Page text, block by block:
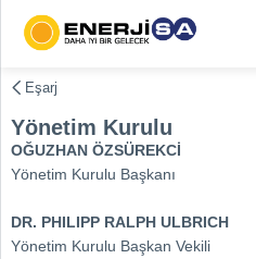
Eşarj
Yönetim Kurulu
OĞUZHAN ÖZSÜREKCİ
Yönetim Kurulu Başkanı
DR. PHILIPP RALPH ULBRICH
Yönetim Kurulu Başkan Vekili